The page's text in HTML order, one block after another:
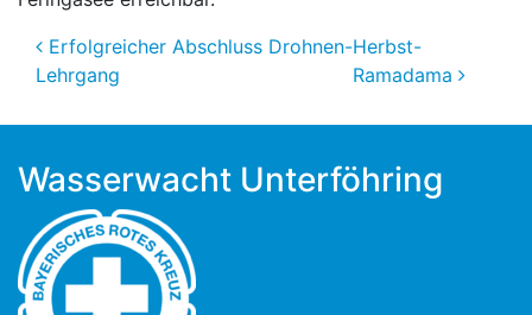
Beitragsnavigation
Erfolgreicher Abschluss Drohnen-
Lehrgang
Herbst-
Ramadama
Wasserwacht Unterföhring